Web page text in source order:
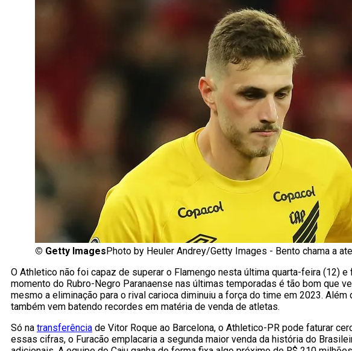
© Getty Images Photo by Heuler Andrey/Getty Images - Bento chama a
O Athletico não foi capaz de superar o Flamengo nesta última quarta-feira (12)
momento do Rubro-Negro Paranaense nas últimas temporadas é tão bom que
mesmo a eliminação para o rival carioca diminuiu a força do time em 2023.
também vem batendo recordes em matéria de venda de atletas.
Só na transferência de Vitor Roque ao Barcelona, o Athletico-PR pode faturar
essas cifras, o Furacão emplacaria a segunda maior venda da história do